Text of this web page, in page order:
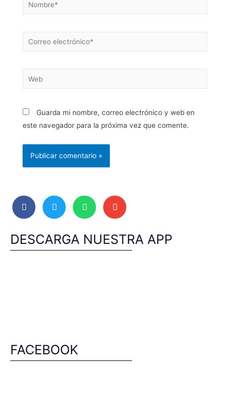
Guarda mi nombre, correo electrónico y web en
este navegador para la próxima vez que comente.
DESCARGA NUESTRA APP
FACEBOOK